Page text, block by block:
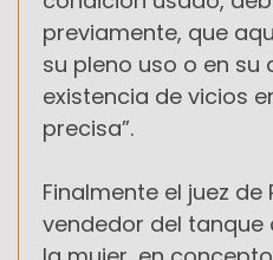
previamente, que
su pleno uso o en
existencia de vicios
precisa”.
Finalmente el juez de
vendedor del